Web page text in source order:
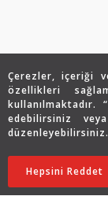
Çerezler, içeriği
özellikleri
edebilirsiniz
düzenleyebilirsiniz.
Hepsini Reddet
14.043 TL
9.797TL
Copyright ©